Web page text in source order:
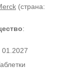
(страна:
:
01.2027